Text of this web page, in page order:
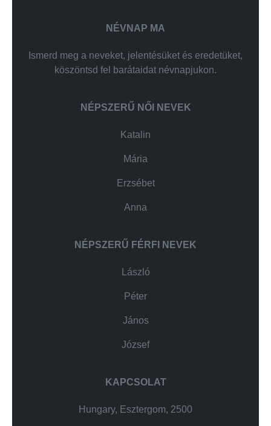
NÉVNAP MA
Ismerd meg a neveket, jelentésüket és eredetüket,
köszöntsd fel barátaidat névnapjukon.
NÉPSZERŰ NŐI NEVEK
Katalin
Mária
Erzsébet
Anna
NÉPSZERŰ FÉRFI NEVEK
László
Péter
János
József
KAPCSOLAT
Hungary, Esztergom, 2500